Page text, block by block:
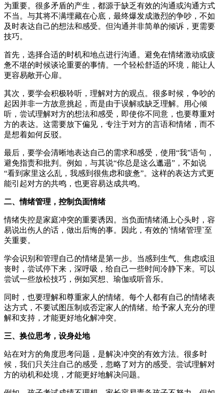
为重要。很多矛盾的产生，都源于缺乏有效的沟通或沟通方式
不当。与其将不满埋藏在心底，最终爆发成激烈的争吵，不如
及时表达自己的想法和感受。但沟通并非简单的倾诉，更需要
技巧。
首先，选择合适的时机和地点进行沟通。避免在情绪激动或疲
惫不堪的时候谈论重要的事情。一个轻松舒适的环境，能让人
更容易敞开心扉。
其次，要学会积极聆听，理解对方的观点。很多时候，争吵的
起因并非一方故意挑起，而是由于误解或缺乏理解。用心倾
听，尝试理解对方的想法和感受，即使你不同意，也要尊重对
方的表达。这需要放下偏见，专注于对方的言语和情绪，而不
是想着如何反驳。
最后，要学会清晰地表达自己的需求和感受，使用“我”语句，
避免指责和批判。例如，与其说“你总是这么邋遢”，不如说
“看到家里这么乱，我感到很焦虑和疲惫”。这样的表达方式更
能引起对方的共鸣，也更容易达成共鸣。
二、情绪管理，控制负面情绪
情绪失控是家庭冲突的重要诱因。当负面情绪涌上心头时，容
易说出伤人的话，做出后悔的事。因此，有效的`情绪管理`至
关重要。
学会识别和管理自己的情绪是第一步。当感到生气、焦虑或沮
丧时，尝试停下来，深呼吸，给自己一些时间冷静下来。可以
尝试一些放松技巧，例如冥想、瑜伽或听音乐。
同时，也要理解和尊重家人的情绪。每个人都有自己的情绪表
达方式，不要试图压制或否定家人的情绪。给予家人充分的理
解和支持，才能更好地化解冲突。
三、换位思考，设身处地
站在对方的角度思考问题，是解决冲突的有效方法。很多时
候，我们只关注自己的感受，忽略了对方的感受。尝试理解对
方的动机和处境，才能更好地解决问题。